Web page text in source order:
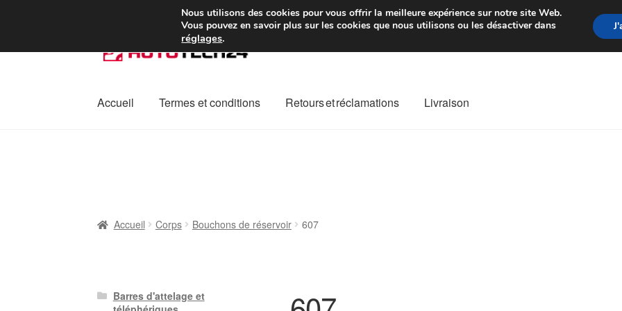
Colissimo livraison à partir de 7 EUR Du lundi au
à
navigation
au
Accueil Termes et conditions Retours et réclamations Livraison
Accueil Corps Bouchons de réservoir 607
Barres d'attelage et
Nous utilisons des cookies pour vous offrir la meilleure expérience sur notre site Web.
Vous pouvez en savoir plus sur les cookies que nous utilisons ou les désactiver dans
réglages.